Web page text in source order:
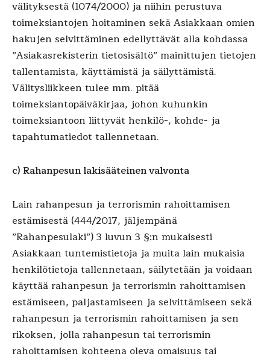
välityksestä (1074/2000) ja niihin perustuva
toimeksiantojen hoitaminen sekä Asiakkaan omien
hakujen selvittäminen edellyttävät alla kohdassa
”Asiakasrekisterin tietosisältö” mainittujen tietojen
tallentamista, käyttämistä ja säilyttämistä.
Välitysliikkeen tulee mm. pitää
toimeksiantopäiväkirjaa, johon kuhunkin
toimeksiantoon liittyvät henkilö-, kohde- ja
tapahtumatiedot tallennetaan.
c) Rahanpesun lakisääteinen valvonta
Lain rahanpesun ja terrorismin rahoittamisen
estämisestä (444/2017, jäljempänä
”Rahanpesulaki”) 3 luvun 3 §:n mukaisesti
Asiakkaan tuntemistietoja ja muita lain mukaisia
henkilötietoja tallennetaan, säilytetään ja voidaan
käyttää rahanpesun ja terrorismin rahoittamisen
estämiseen, paljastamiseen ja selvittämiseen sekä
rahanpesun ja terrorismin rahoittamisen ja sen
rikoksen, jolla rahanpesun tai terrorismin
rahoittamisen kohteena oleva omaisuus tai